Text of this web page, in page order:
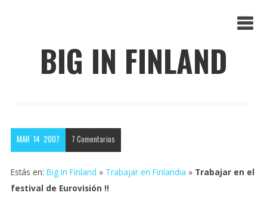
BIG IN FINLAND
MAR 14 2007 7 Comentarios
Estás en: Big In Finland » Trabajar en Finlandia » Trabajar en el
festival de Eurovisión !!